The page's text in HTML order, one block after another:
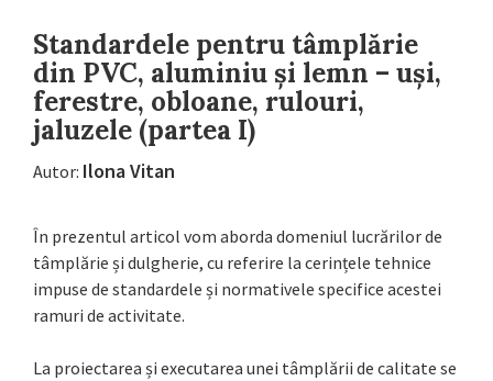
Standardele pentru tâmplărie
din PVC, aluminiu și lemn – uși,
ferestre, obloane, rulouri,
jaluzele (partea I)
Autor: Ilona Vitan
În prezentul articol vom aborda domeniul lucrărilor de
tâmplărie și dulgherie, cu referire la cerințele tehnice
impuse de standardele și normativele specifice acestei
ramuri de activitate.
La proiectarea și executarea unei tâmplării de calitate se